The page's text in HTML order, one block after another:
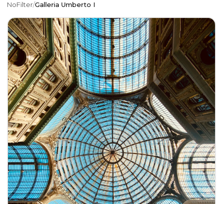
NoFilter/Galleria Umberto I